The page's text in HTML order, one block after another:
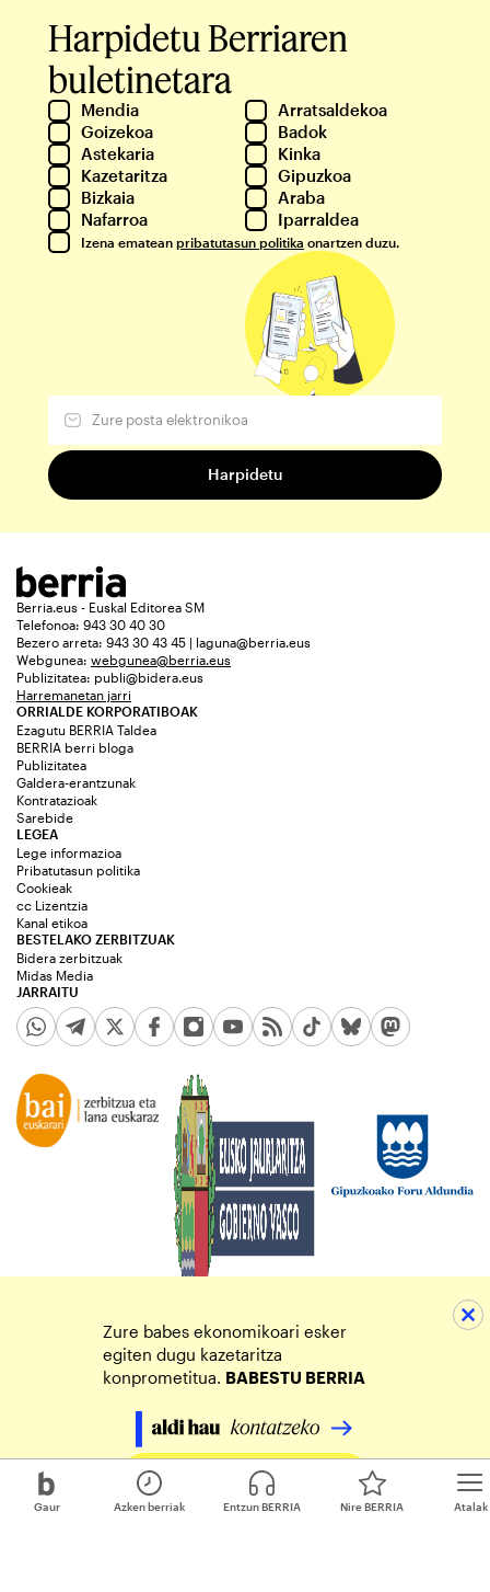
Gaur Atalak
Azken berriak Entzun BERRIA Nire BERRIA
Harpidetu Berriaren
buletinetara
Mendia
Arratsaldekoa
Goizekoa
Badok
Astekaria
Kinka
Kazetaritza
Gipuzkoa
Bizkaia
Araba
Nafarroa
Iparraldea
Izena ematean pribatutasun politika onartzen duzu.
Berria.eus - Euskal Editorea SM
Telefonoa: 943 30 40 30
Bezero arreta: 943 30 43 45 | laguna@berria.eus
Webgunea: webgunea@berria.eus
Publizitatea: publi@bidera.eus
Harremanetan jarri
ORRIALDE KORPORATIBOAK
Ezagutu BERRIA Taldea
BERRIA berri bloga
Publizitatea
Galdera-erantzunak
Kontratazioak
Sarebide
JARRAITU
LEGEA
Lege informazioa
Pribatutasun politika
Cookieak
cc Lizentzia
Kanal etikoa
BESTELAKO ZERBITZUAK
Bidera zerbitzuak
Midas Media
Zure babes ekonomikoari esker
egiten dugu kazetaritza
konprometitua. BABESTU BERRIA
Egin zure ekarpena